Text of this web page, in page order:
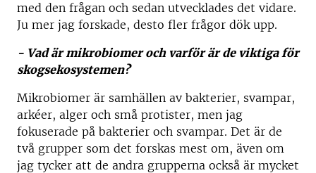
med den frågan och sedan utvecklades det vidare.
Ju mer jag forskade, desto fler frågor dök upp.
- Vad är mikrobiomer och varför är de viktiga för
skogsekosystemen?
Mikrobiomer är samhällen av bakterier, svampar,
arkéer, alger och små protister, men jag
fokuserade på bakterier och svampar. Det är de
två grupper som det forskas mest om, även om
jag tycker att de andra grupperna också är mycket